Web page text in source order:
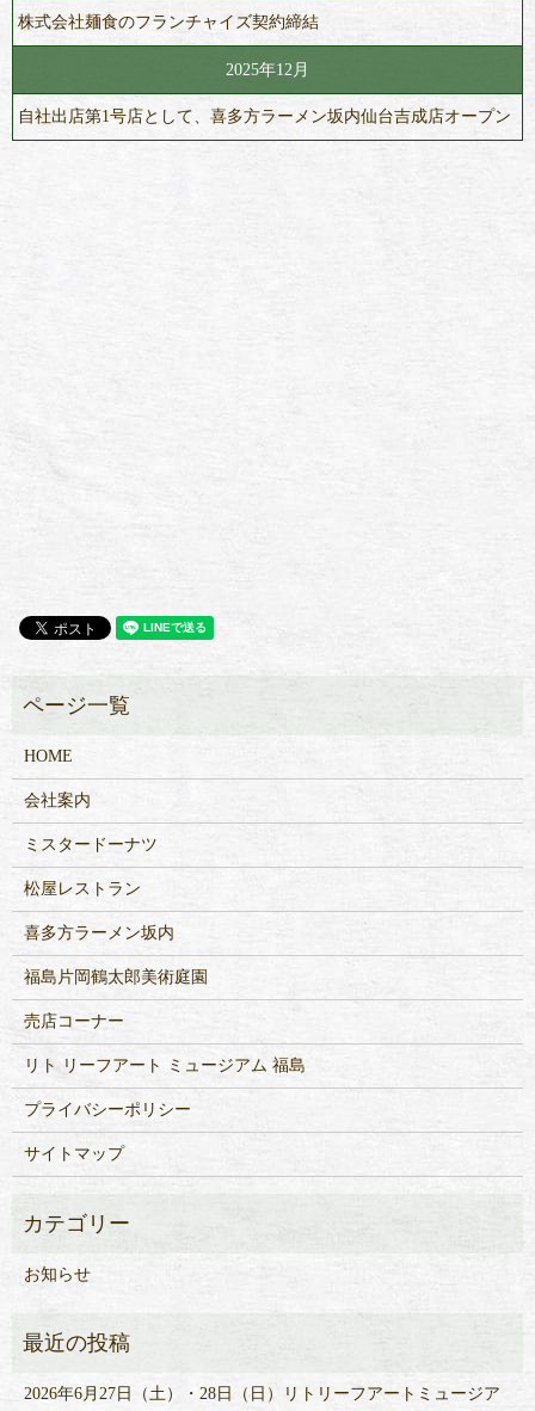
株式会社麺食のフランチャイズ契約締結
2025年12月
自社出店第1号店として、喜多方ラーメン坂内仙台吉成店オープン
HOME
会社案内
ミスタードーナツ
松屋レストラン
喜多方ラーメン坂内
福島片岡鶴太郎美術庭園
売店コーナー
リト リーフアート ミュージアム 福島
プライバシーポリシー
サイトマップ
お知らせ
2026年6月27日（土）・28日（日）リトリーフアートミュージア